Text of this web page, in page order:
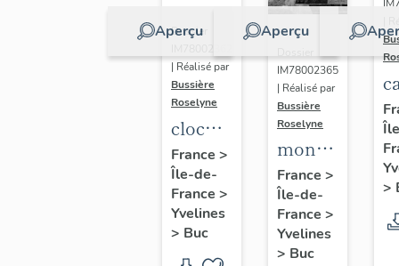
Aperçu
Dossier
| Réalisé par
Bussière
Roselyne
cloche
dite
Louise
Auguste
Adélaïde
France >
Île-de-
France >
Yvelines
> Buc
Aperçu
IM78002365
| Réalisé par
Bussière
Roselyne
monument
funéraire
de
Jean
Casale
France >
Île-de-
France >
Yvelines
> Buc
>